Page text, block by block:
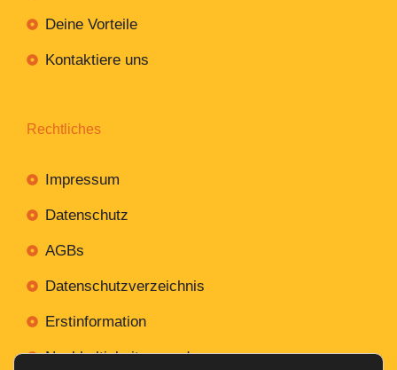
Deine Vorteile
Kontaktiere uns
Rechtliches
Impressum
Datenschutz
AGBs
Datenschutzverzeichnis
Erstinformation
Nachhaltigkeitsverordnung